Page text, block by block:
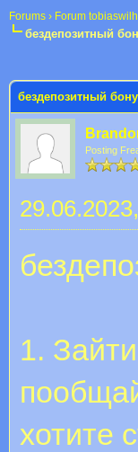
Forums › Forum
бездепозитный
бездепозитный
Posting
1.
хотите